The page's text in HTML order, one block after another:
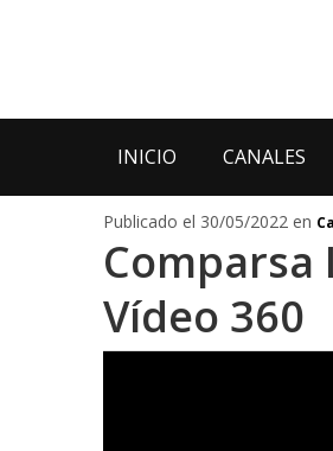
INICIO CANALES
Publicado el 30/05/2022 en
Comparsa
Vídeo 360